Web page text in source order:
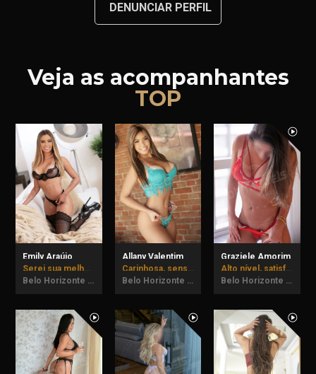
DENUNCIAR PERFIL
Veja as acompanhantes
TOP
Emily Araújo
Serei sua melhor companhia.
Belo Horizonte - MG
Allany Valentim
Carinhosa, sensual e imprevisível podem vir provar.
Belo Horizonte - MG
Graziele Amorim
Alto nível, satisfação garantida!
Belo Horizonte - MG